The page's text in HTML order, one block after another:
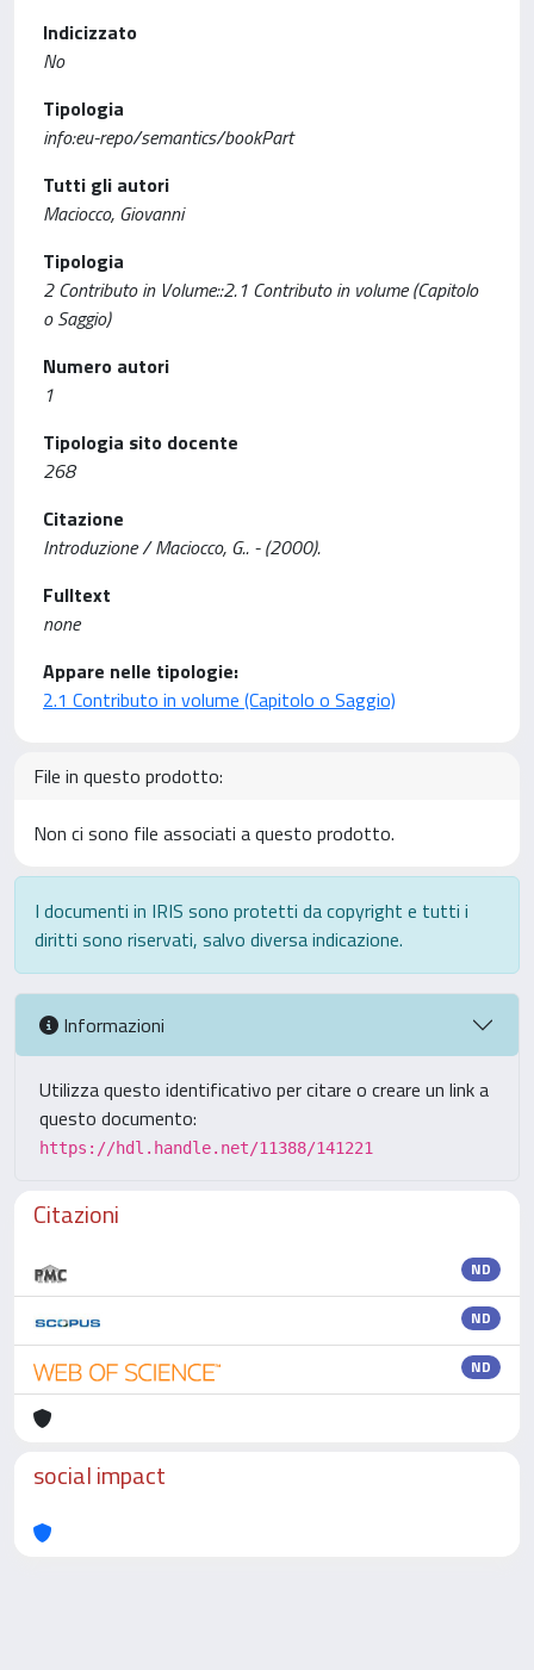
Indicizzato
No
Tipologia
info:eu-repo/semantics/bookPart
Tutti gli autori
Maciocco, Giovanni
Tipologia
2 Contributo in Volume::2.1 Contributo in volume (Capitolo
o Saggio)
Numero autori
1
Tipologia sito docente
268
Citazione
Introduzione / Maciocco, G.. - (2000).
Fulltext
none
Appare nelle tipologie:
2.1 Contributo in volume (Capitolo o Saggio)
File in questo prodotto:
Non ci sono file associati a questo prodotto.
I documenti in IRIS sono protetti da copyright e tutti i
diritti sono riservati, salvo diversa indicazione.
Informazioni
Utilizza questo identificativo per citare o creare un link a
questo documento:
https://hdl.handle.net/11388/141221
Citazioni
ND
ND
ND
social impact